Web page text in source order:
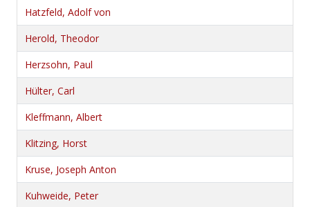
Hatzfeld, Adolf von
Herold, Theodor
Herzsohn, Paul
Hülter, Carl
Kleffmann, Albert
Klitzing, Horst
Kruse, Joseph Anton
Kuhweide, Peter